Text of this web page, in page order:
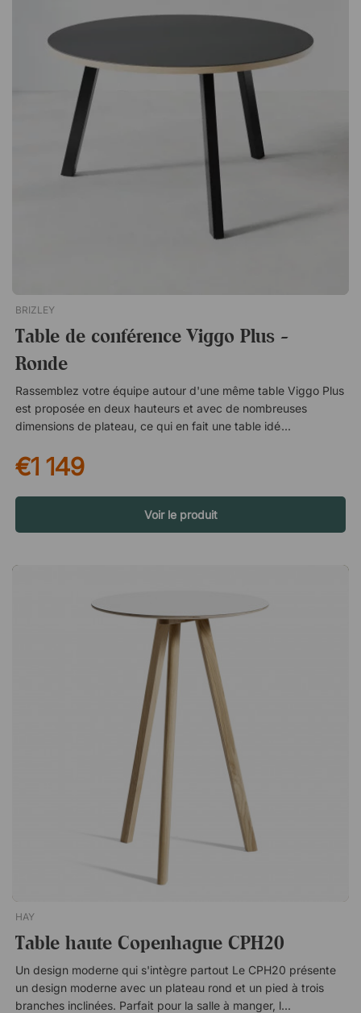
et de collaborer avec des collègues. Convient à de nombreux
environnements Nova High est aussi à l'aise dans les open
spaces que dans la salle de réunion ou la salle à manger du
bureau. Avec son design élégant, il ajoute un aspect sobre et
épuré à la pièce. Spécifications 25 mm MFC (mélaminé) avec
bord en ABS de 2 mm. Piètement peinture thermolaquée.
Patins en plastique avec réglage de la hauteur (+10 mm).Nova
High est une table haute au design élégant, avec une base
élancée qui lui confère une expression aérienne. Une table
parfaite pour le bureau, la salle à manger ou la salle de
réunion. Choisissez entre deux hauteurs différentes. Un design
minimaliste qui s'adapte à de nombreux environnements. Point
de rassemblement agréable pour une réunion ou une pause
BRIZLEY
Table de conférence Viggo Plus -
Ronde
Rassemblez votre équipe autour d'une même table Viggo Plus
est proposée en deux hauteurs et avec de nombreuses
dimensions de plateau, ce qui en fait une table idéale pour les
projet dans un espace de bureau ouvert. Parfait pour réunir
toute l’équipe ! Facile à nettoyer grâce au plateau en linoléum
résistant Le plateau est composé de panneaux de particules
recouverts d’un linoléum résistant avec une finition mate, et
bordé d’un chant ABS au look contreplaqué élégant. Le
entretenir. Rassemblez de nombreuses personnes autour
choisissez pour la table, cette table peut accueillir jusqu’à 6
chaises. Nous recommandons de compter environ 65 cm de
largeur par chaise. Spécifications Plateau en panneau de
particules, linoléum et plastique ABS Piètement robuste en
métal thermolaqué Les plateaux de plus de 140 cm sont
divisés (ferrures de jonction incluses) La version de 90 cm de
hauteur convient aux tabourets de bar avec une hauteur
d’assise d’environ 64 cmViggo Plus est une table de
conférence élégante avec un plateau en linoléum exclusif et
un piètement en métal moderne. Disponible en plusieurs tailles
pour toutes les salles. Deux hauteurs et trois tailles Plateau
exclusif en linoléum mat Piètement en métal résistant Design
€1 149
Voir le produit
HAY
Table haute Copenhague CPH20
Un design moderne qui s'intègre partout Le CPH20 présente
un design moderne avec un plateau rond et un pied à trois
branches inclinées. Parfait pour la salle à manger, le salon ou